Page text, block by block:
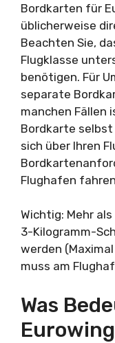
Bordkarten für
üblicherweise
Beachten Sie,
Flugklasse
benötigen. Für
separate
manchen Fällen
Bordkarte selbst
sich über Ihren
Flughafen
Wichtig: Mehr
3-Kilogramm-
werden
muss am
Was